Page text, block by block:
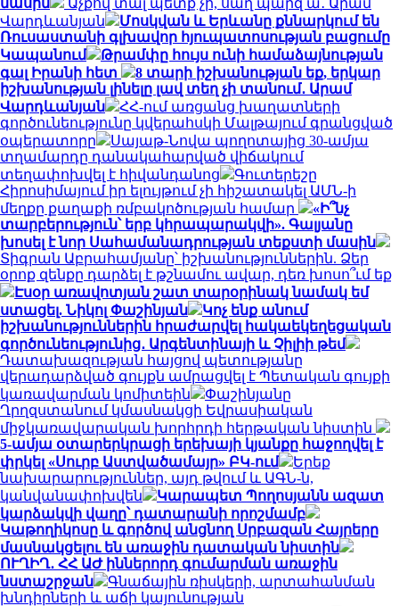
Վարդևանյան
Մոսկվան և Երևանը քննարկում են
Ռուսաստանի գլխավոր հյուպատոսության բացումը
Կապանում
Թրամփը հույս ունի համաձայնության
գալ Իրանի հետ
8 տարի իշխանության եք, երկար
իշխանության լինելը լավ տեղ չի տանում․ Արամ
Վարդևանյան
ՀՀ-ում առցանց խաղատների
գործունեությունը կվերահսկի Մալթայում գրանցված
օպերատորը
Սայաթ-Նովա պողոտայից 30-ամյա
տղամարդը դանակահարված վիճակում
տեղափոխվել է հիվանդանոց
Գուտերեշը
Հիրոսիմայում իր ելույթում չի հիշատակել ԱՄՆ-ի
մեղքը քաղաքի ռմբակոծության համար
«Ի՞նչ
տարբերություն՝ երբ կհրապարակվի». Գալյանը
խոսել է նոր Սահամանադրության տեքստի մասին
Տիգրան Աբրահամյանը՝ իշխանություններին. Ձեր
օրոք զենքը դարձել է թշնամու ավար, դեռ խոսո՞ւմ եք
Էսօր առավոտյան շատ տարօրինակ նամակ եմ
ստացել. Նիկոլ Փաշինյան
Կոչ ենք անում
իշխանություններին հրաժարվել հակաեկեղեցական
գործունեությունից․ Արգենտինայի և Չիլիի թեմ
Դատախազության հայցով պետությանը
վերադարձված գույքն ամրացվել է Պետական գույքի
կառավարման կոմիտեին
Փաշինյանը
Ղրղզստանում կմասնակցի Եվրասիական
միջկառավարական խորհրդի հերթական նիստին
5-ամյա օտարերկրացի երեխայի կյանքը հաջողվել է
փրկել «Սուրբ Աստվածամայր» ԲԿ-ում
Երեք
նախարարություններ, այդ թվում և ԱԳՆ-ն,
կանվանափոխվեն
Կարապետ Պողոսյանն ազատ
կարձակվի վաղը՝ դատարանի որոշմամբ
Կաթողիկոսը և գործով անցնող Սրբազան Հայրերը
մասնակցելու են առաջին դատական նիստին
ՈՒՂԻՂ․ ՀՀ ԱԺ իններորդ գումարման առաջին
նստաշրջան
Գնաճային ռիսկերի, արտահանման
խնդիրների և աճի կայունության